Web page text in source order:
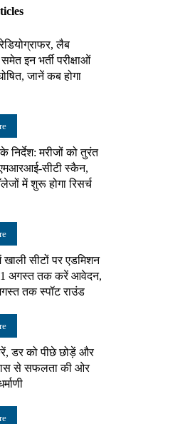
लैब
इन भर्ती परीक्षाओं
जानें कब होगा
मरीजों को तुरंत
सीटी स्कैन,
में शुरू होगा रिसर्च
सीटों पर एडमिशन
अगस्त तक करें आवेदन,
तक स्पॉट राउंड
डर को पीछे छोड़ें और
से सफलता की ओर